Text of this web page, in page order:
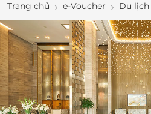
Trang chủ e-Voucher Du lịch